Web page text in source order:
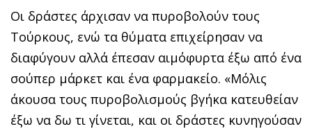
Οι δράστες άρχισαν να πυροβολούν τους
Τούρκους, ενώ τα θύματα επιχείρησαν να
διαφύγουν αλλά έπεσαν αιμόφυρτα έξω από ένα
σούπερ μάρκετ και ένα φαρμακείο. «Μόλις
άκουσα τους πυροβολισμούς βγήκα κατευθείαν
έξω να δω τι γίνεται, και οι δράστες κυνηγούσαν